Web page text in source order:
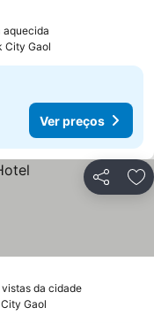
aquecida
City Gaol
Ver preços
Partilhar
da cidade
Gaol